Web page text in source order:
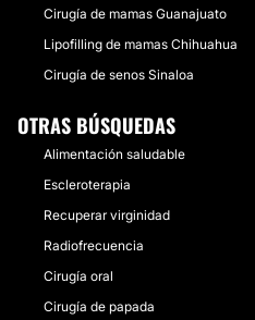
Cirugía de mamas Guanajuato
Lipofilling de mamas Chihuahua
Cirugía de senos Sinaloa
OTRAS BÚSQUEDAS
Alimentación saludable
Escleroterapia
Recuperar virginidad
Radiofrecuencia
Cirugía oral
Cirugía de papada